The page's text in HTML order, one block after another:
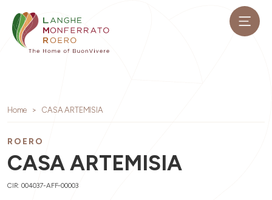
Home CASA ARTEMISIA
ROERO
CASA ARTEMISIA
CIR: 004037-AFF-00003